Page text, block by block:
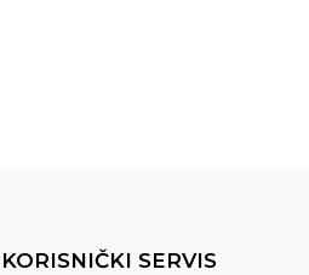
KORISNIČKI SERVIS